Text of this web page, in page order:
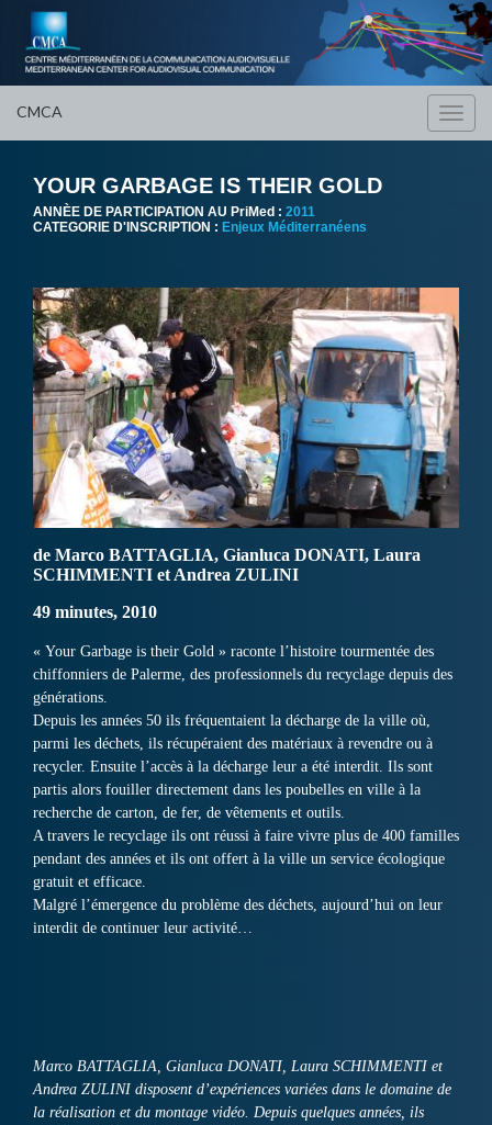
CMCA
YOUR GARBAGE IS THEIR GOLD
ANNÈE DE PARTICIPATION AU PriMed : 2011
CATEGORIE D'INSCRIPTION : Enjeux Méditerranéens
de Marco BATTAGLIA, Gianluca DONATI, Laura
SCHIMMENTI et Andrea ZULINI
49 minutes, 2010
« Your Garbage is their Gold » raconte l’histoire tourmentée des
chiffonniers de Palerme, des professionnels du recyclage depuis des
générations.
Depuis les années 50 ils fréquentaient la décharge de la ville où,
parmi les déchets, ils récupéraient des matériaux à revendre ou à
recycler. Ensuite l’accès à la décharge leur a été interdit. Ils sont
partis alors fouiller directement dans les poubelles en ville à la
recherche de carton, de fer, de vêtements et outils.
A travers le recyclage ils ont réussi à faire vivre plus de 400 familles
pendant des années et ils ont offert à la ville un service écologique
gratuit et efficace.
Malgré l’émergence du problème des déchets, aujourd’hui on leur
interdit de continuer leur activité…
Marco BATTAGLIA, Gianluca DONATI, Laura SCHIMMENTI et
Andrea ZULINI disposent d’expériences variées dans le domaine de
la réalisation et du montage vidéo. Depuis quelques années, ils